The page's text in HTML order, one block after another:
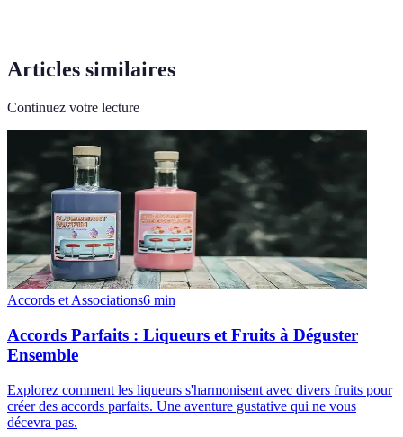
Articles similaires
Continuez votre lecture
Accords et Associations6 min
Accords Parfaits : Liqueurs et Fruits à Déguster
Ensemble
Explorez comment les liqueurs s'harmonisent avec divers fruits pour
créer des accords parfaits. Une aventure gustative qui ne vous
décevra pas.